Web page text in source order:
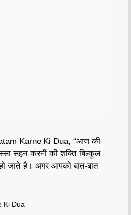
Karne Ki Dua, “आज की
सहन करनी की शक्ति बिल्कुल
जाते है। अगर आपको बात-बात
Ki Dua